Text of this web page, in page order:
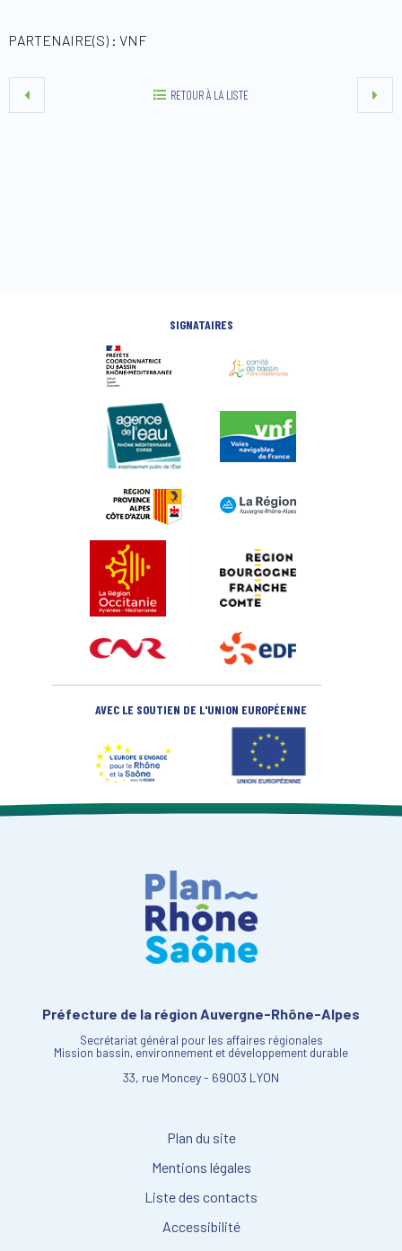
PARTENAIRE(S) : VNF
RETOUR À LA LISTE
SIGNATAIRES
AVEC LE SOUTIEN DE L'UNION EUROPÉENNE
Préfecture de la région Auvergne-Rhône-Alpes
Secrétariat général pour les affaires régionales
Mission bassin, environnement et développement durable
33, rue Moncey - 69003 LYON
Plan du site
Mentions légales
Liste des contacts
Accessibilité